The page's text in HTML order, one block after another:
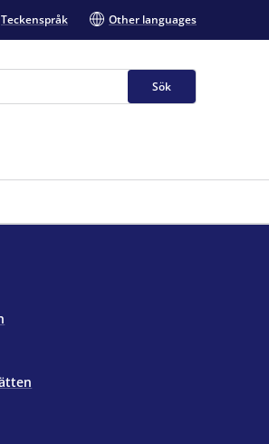
Teckenspråk Other languages
Sök